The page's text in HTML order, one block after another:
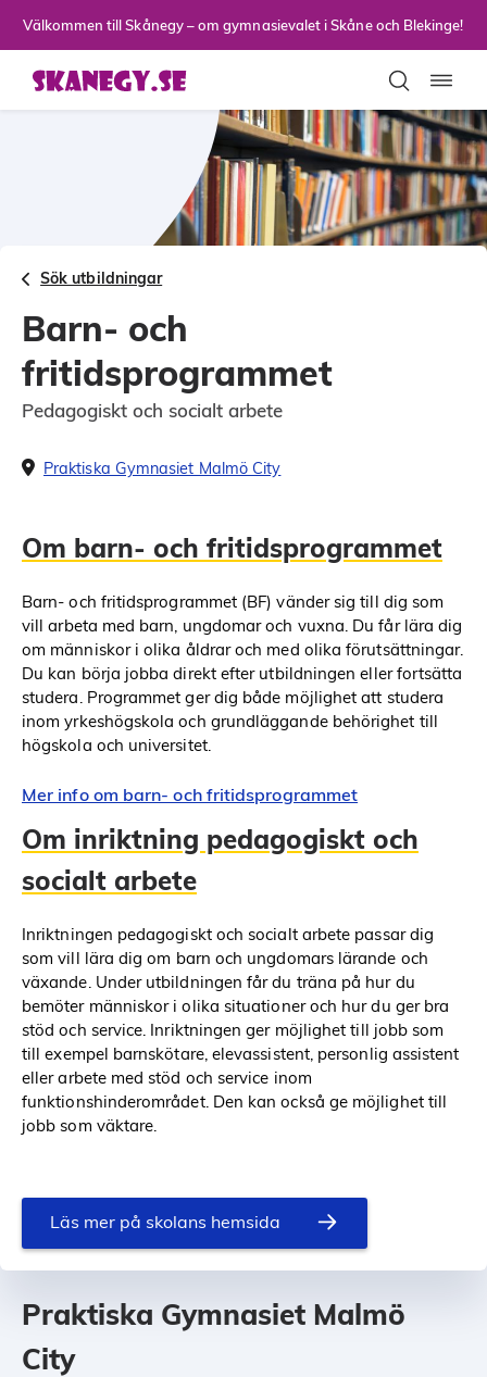
Välkommen till Skånegy – om gymnasievalet i Skåne och Blekinge!
Sök utbildningar
Barn- och
fritidsprogrammet
Pedagogiskt och socialt arbete
Praktiska Gymnasiet Malmö City
Om barn- och fritidsprogrammet
Barn- och fritidsprogrammet (BF) vänder sig till dig som
vill arbeta med barn, ungdomar och vuxna. Du får lära dig
om människor i olika åldrar och med olika förutsättningar.
Du kan börja jobba direkt efter utbildningen eller fortsätta
studera. Programmet ger dig både möjlighet att studera
inom yrkeshögskola och grundläggande behörighet till
högskola och universitet.
Mer info om barn- och fritidsprogrammet
Om inriktning pedagogiskt och
socialt arbete
Inriktningen pedagogiskt och socialt arbete passar dig
som vill lära dig om barn och ungdomars lärande och
växande. Under utbildningen får du träna på hur du
bemöter människor i olika situationer och hur du ger bra
stöd och service. Inriktningen ger möjlighet till jobb som
till exempel barnskötare, elevassistent, personlig assistent
eller arbete med stöd och service inom
funktionshinderområdet. Den kan också ge möjlighet till
jobb som väktare.
Läs mer på skolans hemsida
Praktiska Gymnasiet Malmö
City